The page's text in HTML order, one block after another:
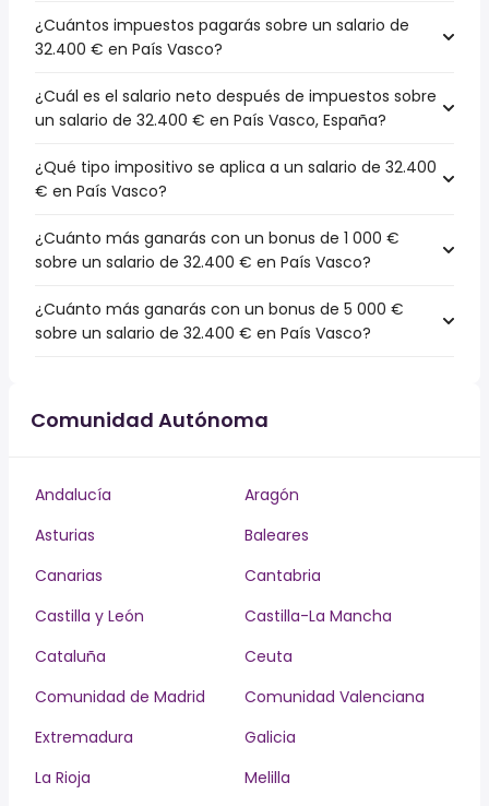
¿Cuántos impuestos pagarás sobre un salario de
32.400 € en País Vasco?
¿Cuál es el salario neto después de impuestos sobre
un salario de 32.400 € en País Vasco, España?
¿Qué tipo impositivo se aplica a un salario de 32.400
€ en País Vasco?
¿Cuánto más ganarás con un bonus de 1 000 €
sobre un salario de 32.400 € en País Vasco?
¿Cuánto más ganarás con un bonus de 5 000 €
sobre un salario de 32.400 € en País Vasco?
Comunidad Autónoma
Andalucía
Aragón
Asturias
Baleares
Canarias
Cantabria
Castilla y León
Castilla-La Mancha
Cataluña
Ceuta
Comunidad de Madrid
Comunidad Valenciana
Extremadura
Galicia
La Rioja
Melilla